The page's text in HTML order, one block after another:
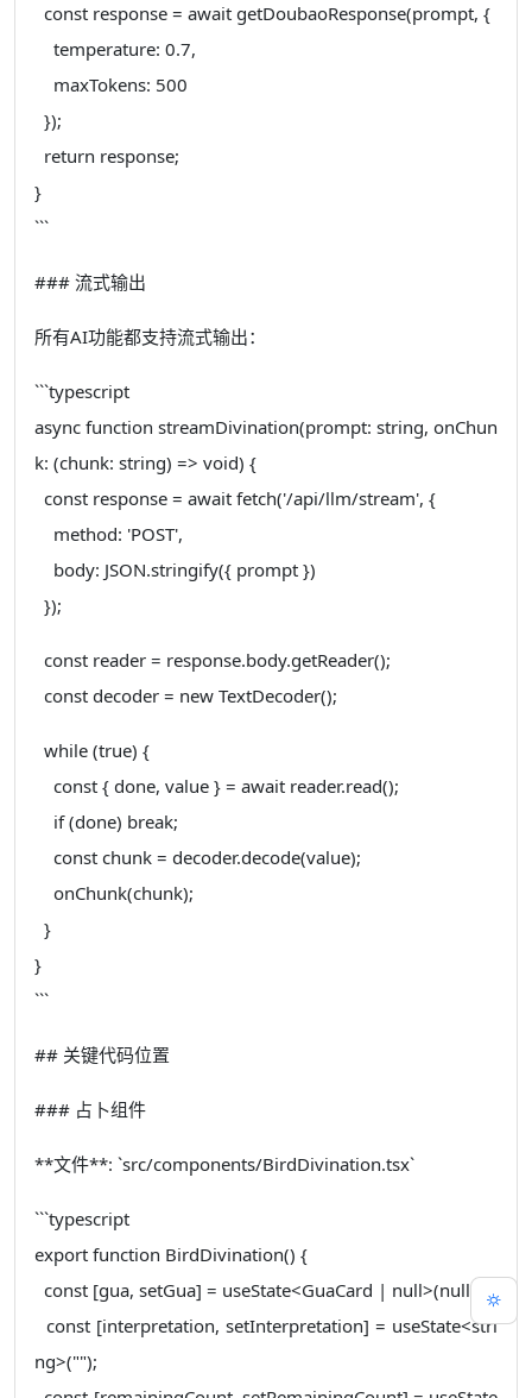
const response = await getDoubaoResponse(prompt, {
temperature: 0.7,
maxTokens: 500
});
return response;
}
```
### 流式输出
所有AI功能都支持流式输出：
```typescript
async function streamDivination(prompt: string, onChun
k: (chunk: string) => void) {
const response = await fetch('/api/llm/stream', {
method: 'POST',
body: JSON.stringify({ prompt })
});
const reader = response.body.getReader();
const decoder = new TextDecoder();
while (true) {
const { done, value } = await reader.read();
if (done) break;
const chunk = decoder.decode(value);
onChunk(chunk);
}
}
```
## 关键代码位置
### 占卜组件
**文件**: `src/components/BirdDivination.tsx`
```typescript
export function BirdDivination() {
const [gua, setGua] = useState<GuaCard | null>(null);
const [interpretation, setInterpretation] = useState<stri
ng>("");